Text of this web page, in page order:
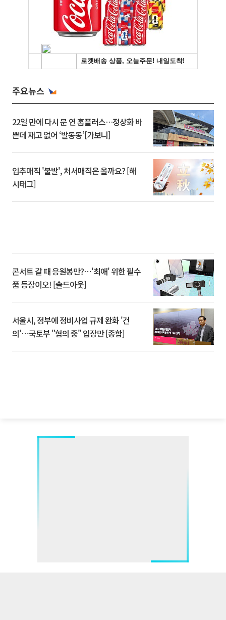
주요뉴스
22일 만에 다시 문 연 홈플러스…정상화 바
쁜데 재고 없어 ‘발동동’[가보니]
입추매직 '불발', 처서매직은 올까요? [해
시태그]
콘서트 갈 때 응원봉만?⋯'최애' 위한 필수
품 등장이오! [솔드아웃]
서울시, 정부에 정비사업 규제 완화 '건
의'⋯국토부 "협의 중" 입장만 [종합]